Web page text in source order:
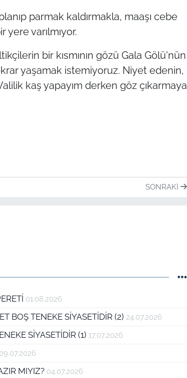
parmak kaldırmakla, maaşı cebe
varılmıyor.
bir kısmının gözü Gala Gölü'nün
yaşamak istemiyoruz. Niyet edenin,
kaş yapayım derken göz çıkarmaya
SONRAKI
01.08.2026
BOŞ TENEKE SİYASETİDİR (2) 24.07.2026
SİYASETİDİR (1) 17.07.2026
09.07.2026
MIYIZ? 04.07.2026